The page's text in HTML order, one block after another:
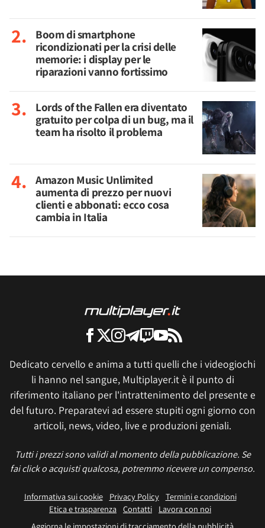
Boom di smartphone
ricondizionati per la crisi delle
memorie: i display per le
riparazioni vanno fortissimo
Lords of the Fallen era diventato
gratuito per colpa di un bug, ma il
team ha risolto il problema
Amazon Music Unlimited
aumenta di prezzo per nuovi
clienti e abbonati: ecco cosa
cambia in Italia
Dedicato cervello e anima a tutti quelli che i videogiochi
li hanno nel sangue, Multiplayer.it è il punto di
riferimento italiano per l'intrattenimento del presente e
del futuro. Preparatevi ad essere stupiti ogni giorno con
articoli, news, video, live e produzioni geniali.
Tutti i prezzi sono validi al momento della pubblicazione. Se
fai click o acquisti qualcosa, potremmo ricevere un compenso.
Informativa sui cookie Privacy Policy
Termini e condizioni
Etica e trasparenza Contatti
Lavora con noi